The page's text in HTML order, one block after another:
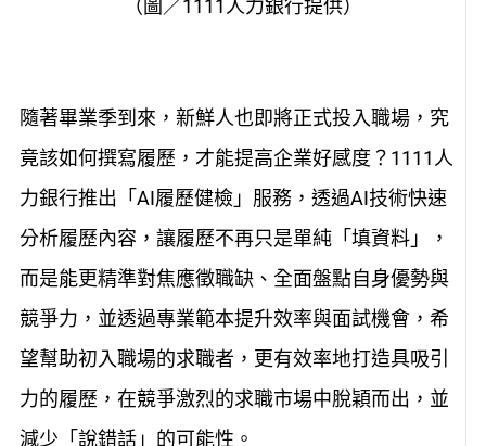
（圖／1111 人力銀行提供）
隨著畢業季到來，新鮮人也即將正式投入職場，究
竟該如何撰寫履歷，才能提高企業好感度？1111人
力銀行推出「AI履歷健檢」服務，透過AI技術快速
分析履歷內容，讓履歷不再只是單純「填資料」，
而是能更精準對焦應徵職缺、全面盤點自身優勢與
競爭力，並透過專業範本提升效率與面試機會，希
望幫助初入職場的求職者，更有效率地打造具吸引
力的履歷，在競爭激烈的求職市場中脫穎而出，並
減少「說錯話」的可能性。